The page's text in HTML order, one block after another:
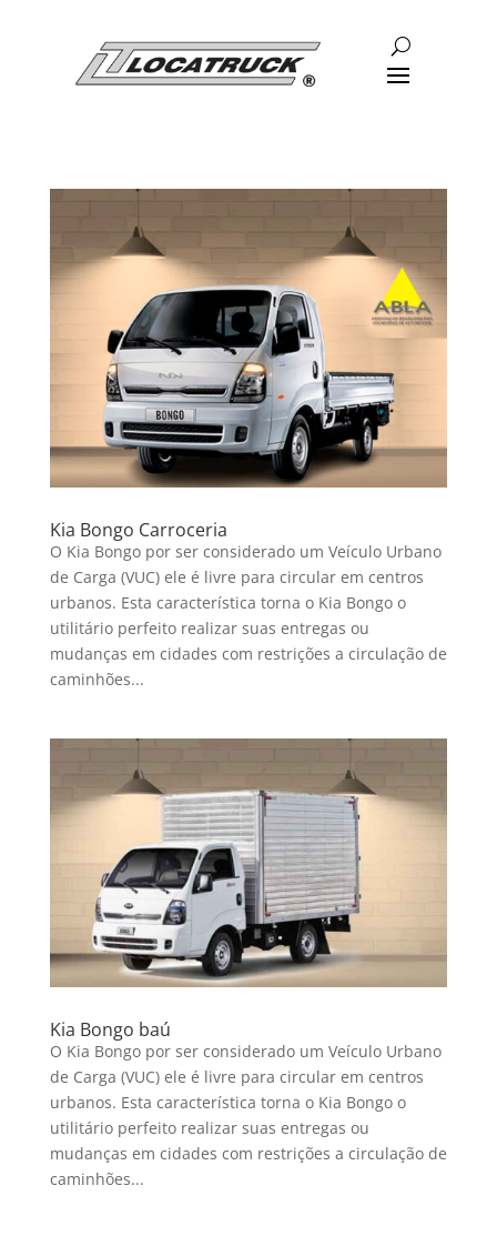
Kia Bongo Carroceria
O Kia Bongo por ser considerado um Veículo Urbano
de Carga (VUC) ele é livre para circular em centros
urbanos. Esta característica torna o Kia Bongo o
utilitário perfeito realizar suas entregas ou
mudanças em cidades com restrições a circulação de
caminhões...
Kia Bongo baú
O Kia Bongo por ser considerado um Veículo Urbano
de Carga (VUC) ele é livre para circular em centros
urbanos. Esta característica torna o Kia Bongo o
utilitário perfeito realizar suas entregas ou
mudanças em cidades com restrições a circulação de
caminhões...